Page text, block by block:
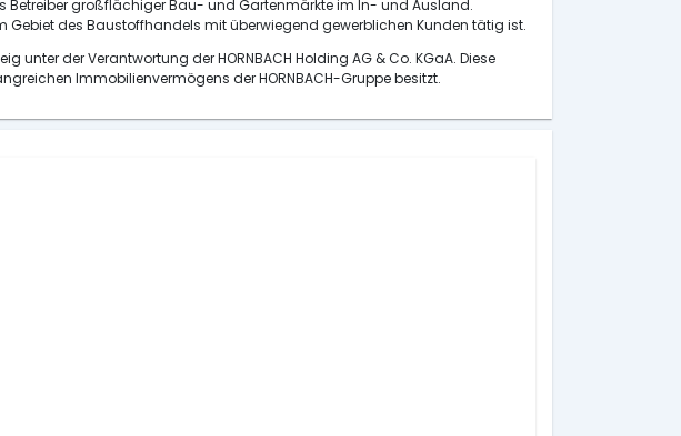
Betreiber großflächiger Bau- und Gartenmärkte im In- und Ausland.
Gebiet des Baustoffhandels mit überwiegend gewerblichen Kunden tätig ist.
der Verantwortung der HORNBACH Holding AG & Co. KGaA. Diese
Immobilienvermögens der HORNBACH-Gruppe besitzt.